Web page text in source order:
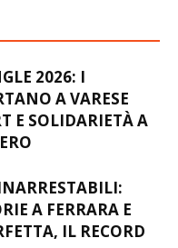
A VARESE
E SOLIDARIETÀ A
A FERRARA E
IL RECORD